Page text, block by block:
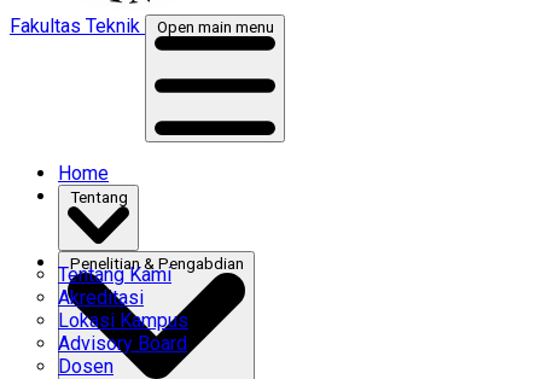
Fakultas Teknik Open main menu
Home
Tentang Kami
Akreditasi
Lokasi Kampus
Advisory Board
Dosen